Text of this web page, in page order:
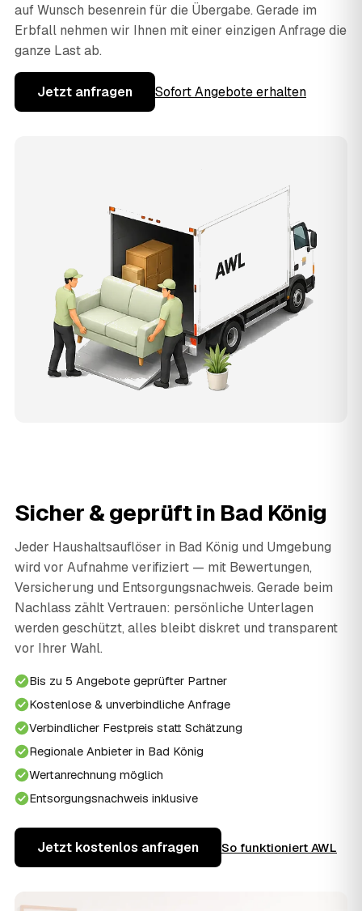
auf Wunsch besenrein für die Übergabe. Gerade im
Erbfall nehmen wir Ihnen mit einer einzigen Anfrage die
ganze Last ab.
Jetzt anfragen Sofort Angebote erhalten
Sicher & geprüft in Bad König
Jeder Haushaltsauflöser in Bad König und Umgebung
wird vor Aufnahme verifiziert — mit Bewertungen,
Versicherung und Entsorgungsnachweis. Gerade beim
Nachlass zählt Vertrauen: persönliche Unterlagen
werden geschützt, alles bleibt diskret und transparent
vor Ihrer Wahl.
Bis zu 5 Angebote geprüfter Partner
Kostenlose & unverbindliche Anfrage
Verbindlicher Festpreis statt Schätzung
Regionale Anbieter in Bad König
Wertanrechnung möglich
Entsorgungsnachweis inklusive
Jetzt kostenlos anfragen So funktioniert AWL